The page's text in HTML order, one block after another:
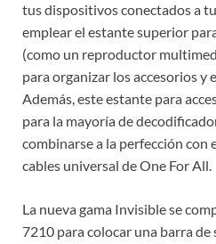
tus dispositivos conectados a
emplear el estante superior
(como un reproductor
para organizar los accesorios y
Además, este estante para
para la mayoría de
combinarse a la perfección con
cables universal de One For All.
La nueva gama Invisible se
7210 para colocar una barra de